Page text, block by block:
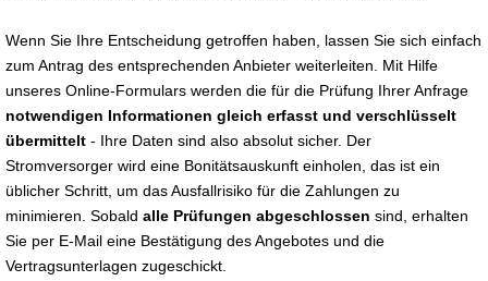
Wenn Sie Ihre Entscheidung getroffen haben, lassen Sie sich einfach
zum Antrag des entsprechenden Anbieter weiterleiten. Mit Hilfe
unseres Online-Formulars werden die für die Prüfung Ihrer Anfrage
notwendigen Informationen gleich erfasst und verschlüsselt
übermittelt - Ihre Daten sind also absolut sicher. Der
Stromversorger wird eine Bonitätsauskunft einholen, das ist ein
üblicher Schritt, um das Ausfallrisiko für die Zahlungen zu
minimieren. Sobald alle Prüfungen abgeschlossen sind, erhalten
Sie per E-Mail eine Bestätigung des Angebotes und die
Vertragsunterlagen zugeschickt.